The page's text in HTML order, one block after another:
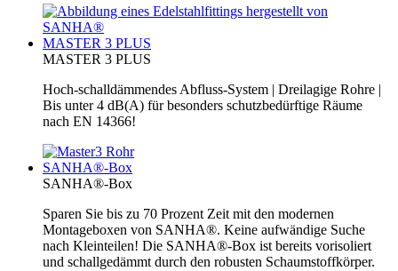
MASTER 3 PLUS
MASTER 3 PLUS
Hoch-schalldämmendes Abfluss-System | Dreilagige Rohre |
Bis unter 4 dB(A) für besonders schutzbedürftige Räume
nach EN 14366!
SANHA®-Box
SANHA®-Box
Sparen Sie bis zu 70 Prozent Zeit mit den modernen
Montageboxen von SANHA®. Keine aufwändige Suche
nach Kleinteilen! Die SANHA®-Box ist bereits vorisoliert
und schallgedämmt durch den robusten Schaumstoffkörper.